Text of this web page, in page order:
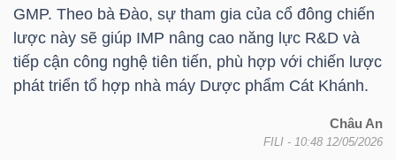
GMP. Theo bà Đào, sự tham gia của cổ đông chiến
lược này sẽ giúp IMP nâng cao năng lực R&D và
tiếp cận công nghệ tiên tiến, phù hợp với chiến lược
phát triển tổ hợp nhà máy Dược phẩm Cát Khánh.
Châu An
FILI - 10:48 12/05/2026
TƯ
TRUY